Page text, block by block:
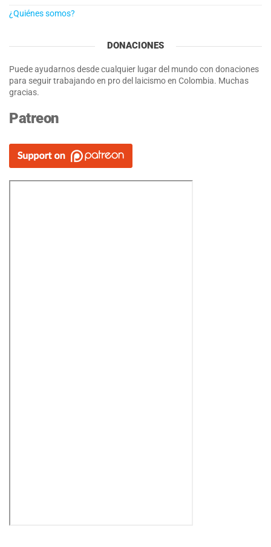
¿Quiénes somos?
DONACIONES
Puede ayudarnos desde cualquier lugar del mundo con donaciones
para seguir trabajando en pro del laicismo en Colombia. Muchas
gracias.
Patreon